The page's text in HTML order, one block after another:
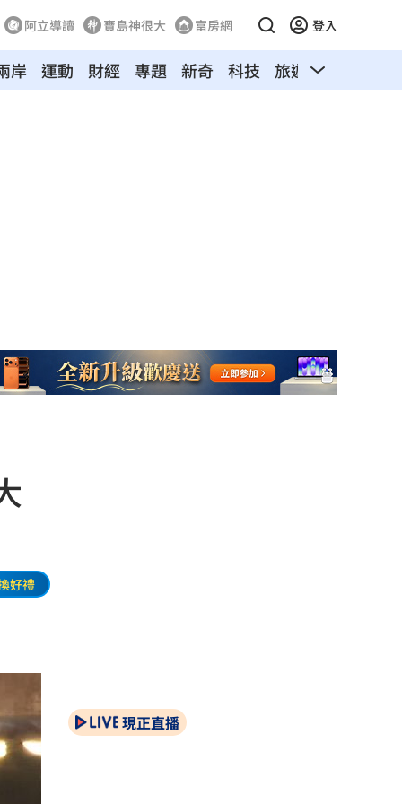
阿立導讀 寶島神很大 富房網 登入
岸 運動 財經 專題 新奇 科技 旅遊 汽車
好禮
現正直播